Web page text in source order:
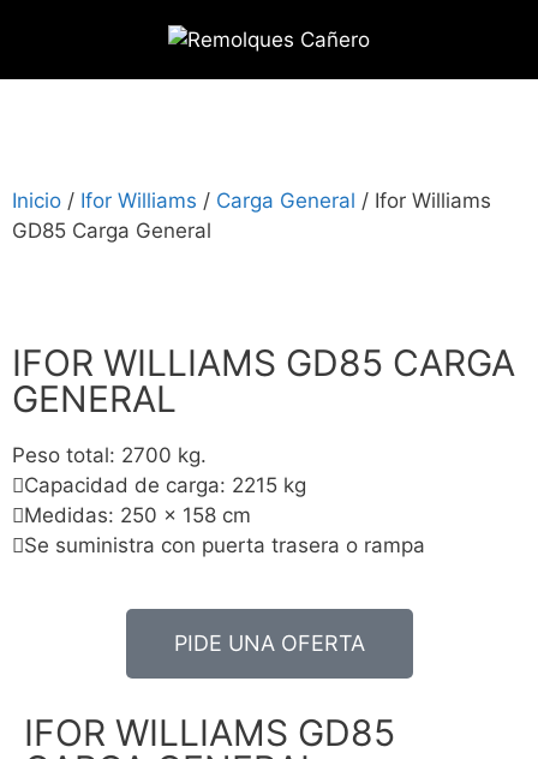
Inicio / Ifor Williams / Carga General / Ifor Williams
GD85 Carga General
IFOR WILLIAMS GD85 CARGA
GENERAL
Peso total: 2700 kg.
Capacidad de carga: 2215 kg
Medidas: 250 x 158 cm
Se suministra con puerta trasera o rampa
PIDE UNA OFERTA
IFOR WILLIAMS GD85